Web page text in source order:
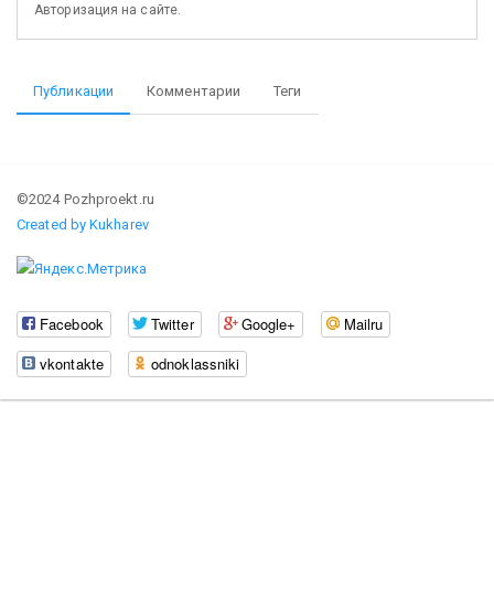
Авторизация на сайте.
Публикации Комментарии Теги
©2024 Pozhproekt.ru
Created by Kukharev
Facebook Twitter Google+
Mailru
vkontakte
odnoklassniki